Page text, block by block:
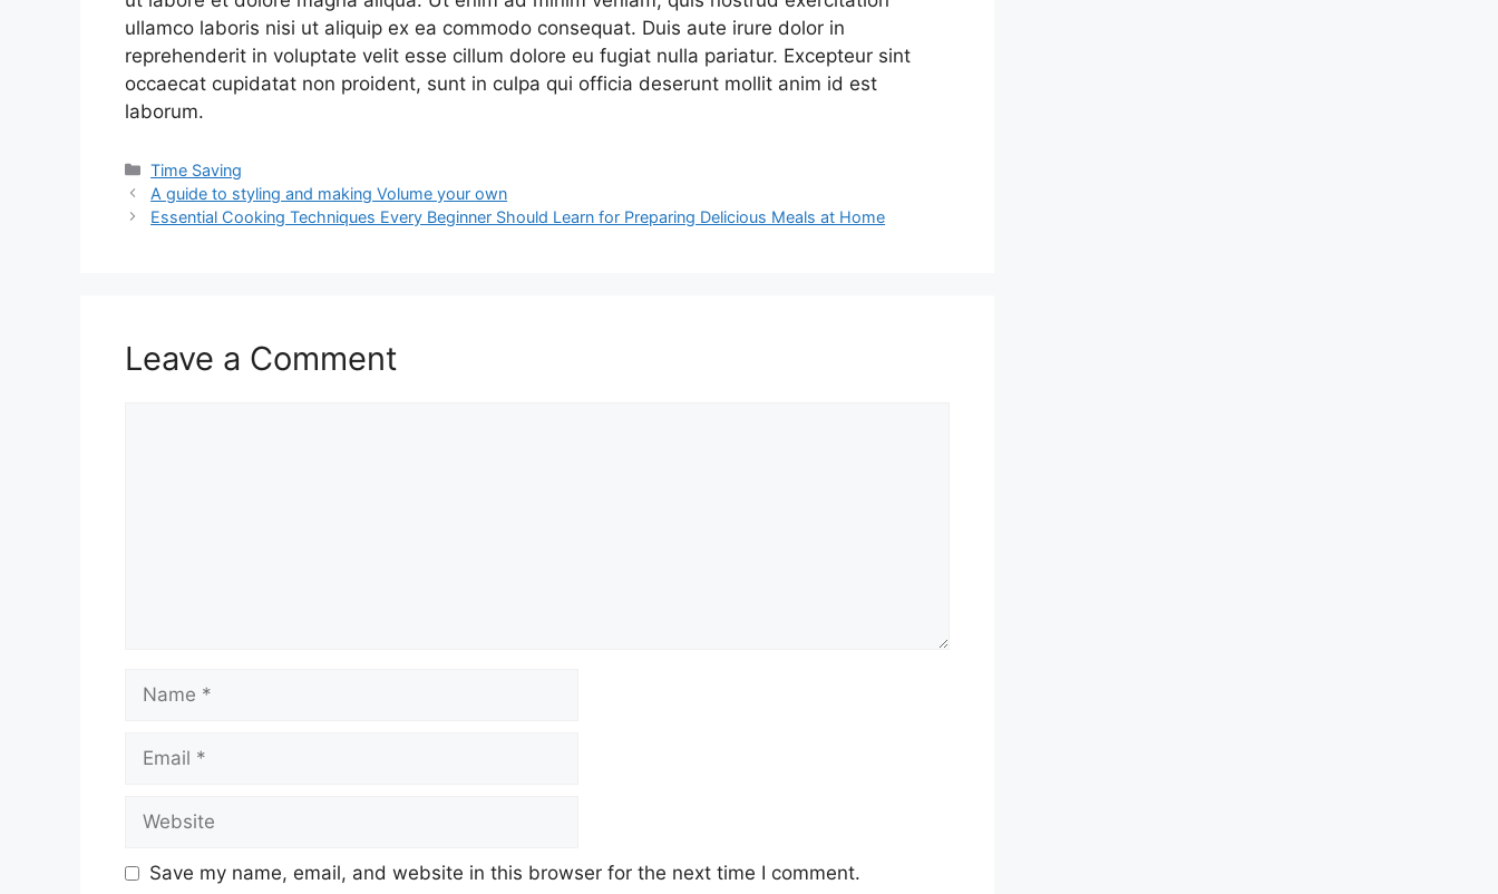
ullamco laboris nisi ut aliquip ex ea commodo consequat. Duis aute irure dolor in
reprehenderit in voluptate velit esse cillum dolore eu fugiat nulla pariatur. Excepteur sint
occaecat cupidatat non proident, sunt in culpa qui officia deserunt mollit anim id est
laborum.
Categories
Time Saving
A guide to styling and making Volume your own
Essential Cooking Techniques Every Beginner Should Learn for Preparing Delicious Meals at Home
Leave a Comment
Save my name, email, and website in this browser for the next time I comment.